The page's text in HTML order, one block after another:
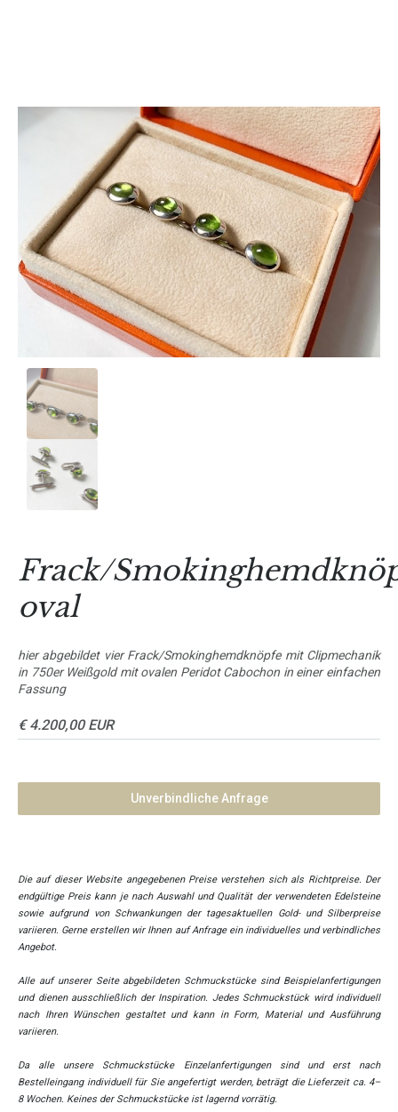
Frack/
oval
hier abgebildet vier Frack/Smokinghemdknöpfe mit Clipmechanik
in 750er Weißgold mit ovalen Peridot Cabochon in einer einfachen
Fassung
€ 4.200,00 EUR
Unverbindliche Anfrage
Die auf dieser Website angegebenen Preise verstehen sich als Richtpreise. Der
endgültige Preis kann je nach Auswahl und Qualität der verwendeten Edelsteine
sowie aufgrund von Schwankungen der tagesaktuellen Gold- und Silberpreise
variieren. Gerne erstellen wir Ihnen auf Anfrage ein individuelles und verbindliches
Angebot.
Alle auf unserer Seite abgebildeten Schmuckstücke sind Beispielanfertigungen
und dienen ausschließlich der Inspiration. Jedes Schmuckstück wird individuell
nach Ihren Wünschen gestaltet und kann in Form, Material und Ausführung
variieren.
Da alle unsere Schmuckstücke Einzelanfertigungen sind und erst nach
Bestelleingang individuell für Sie angefertigt werden, beträgt die Lieferzeit ca. 4–
8 Wochen. Keines der Schmuckstücke ist lagernd vorrätig.